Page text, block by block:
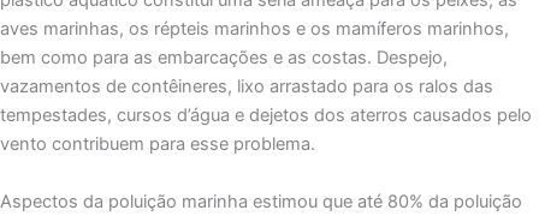
aves marinhas, os répteis marinhos e os mamíferos marinhos,
bem como para as embarcações e as costas. Despejo,
vazamentos de contêineres, lixo arrastado para os ralos das
tempestades, cursos d’água e dejetos dos aterros causados pelo
vento contribuem para esse problema.
Aspectos da poluição marinha estimou que até 80% da poluição